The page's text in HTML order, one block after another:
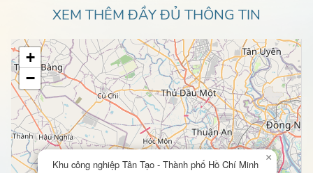
XEM THÊM ĐẦY ĐỦ THÔNG TIN
Khu công nghiệp Tân Tạo - Thành phố Hồ Chí Minh
×
+
−